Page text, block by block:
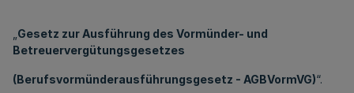
Gesetz zur Ausführung des Vormünder- und
Betreuervergütungsgesetzes
(Berufsvormünderausführungsgesetz - AGBVormVG)“.